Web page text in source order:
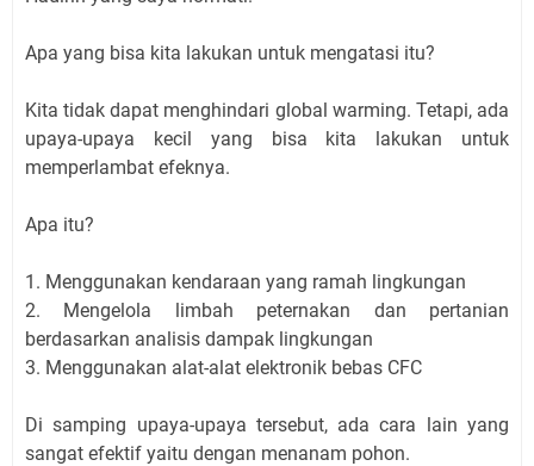
Apa yang bisa kita lakukan untuk mengatasi itu?
Kita tidak dapat menghindari global warming. Tetapi, ada
upaya-upaya kecil yang bisa kita lakukan untuk
memperlambat efeknya.
Apa itu?
1. Menggunakan kendaraan yang ramah lingkungan
2. Mengelola limbah peternakan dan pertanian
berdasarkan analisis dampak lingkungan
3. Menggunakan alat-alat elektronik bebas CFC
Di samping upaya-upaya tersebut, ada cara lain yang
sangat efektif yaitu dengan menanam pohon.